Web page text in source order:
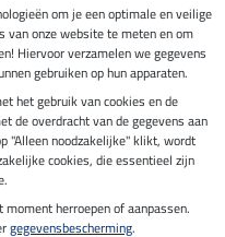
om je een optimale en veilige
van onze website te meten en om
Hiervoor verzamelen we gegevens
gebruiken op hun apparaten.
het gebruik van cookies en de
de overdracht van de gegevens aan
"Alleen noodzakelijke" klikt, wordt
cookies, die essentieel zijn
herroepen of aanpassen.
gegevensbescherming.